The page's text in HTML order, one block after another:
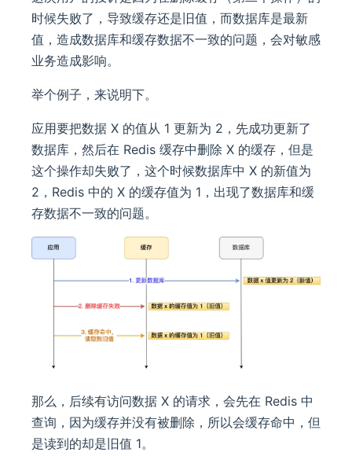
时候失败了，导致缓存还是旧值，而数据库是最新
值，造成数据库和缓存数据不一致的问题，会对敏感
业务造成影响。
举个例子，来说明下。
应用要把数据 X 的值从 1 更新为 2，先成功更新了
数据库，然后在 Redis 缓存中删除 X 的缓存，但是
这个操作却失败了，这个时候数据库中 X 的新值为
2，Redis 中的 X 的缓存值为 1，出现了数据库和缓
存数据不一致的问题。
那么，后续有访问数据 X 的请求，会先在 Redis 中
查询，因为缓存并没有被删除，所以会缓存命中，但
是读到的却是旧值 1。